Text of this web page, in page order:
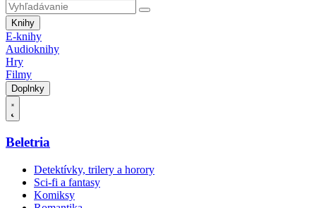
Knihy
E-knihy
Audioknihy
Hry
Filmy
Doplnky
Beletria
Detektívky, trilery a horory
Sci-fi a fantasy
Komiksy